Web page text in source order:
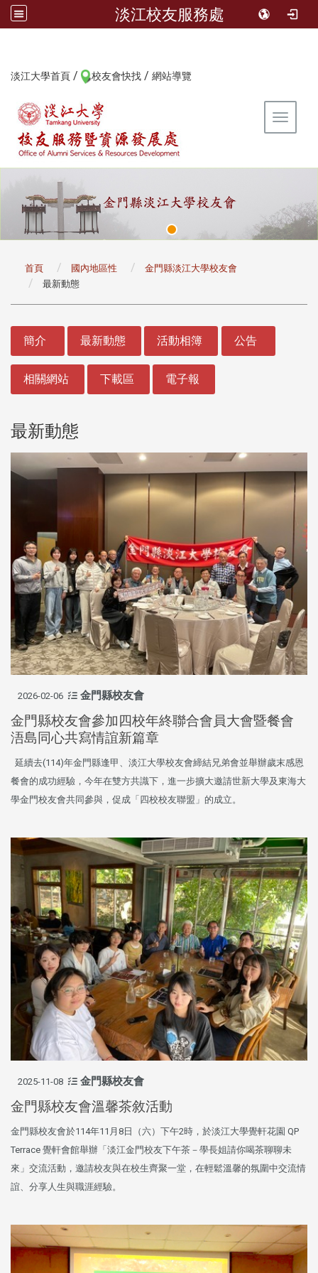
淡江校友服務處
淡江大學首頁 / 校友會快找 / 網站導覽
Toggle
首頁 國內地區性
金門縣淡江大學校友會
最新動態
簡介 最新動態 活動相簿 公告
相關網站 下載區 電子報
最新動態
2026-02-06 金門縣校友會
金門縣校友會參加四校年終聯合會員大會暨餐會
浯島同心共寫情誼新篇章
延續去(114)年金門縣逢甲、淡江大學校友會締結兄弟會並舉辦歲末感恩
餐會的成功經驗，今年在雙方共識下，進一步擴大邀請世新大學及東海大
學金門校友會共同參與，促成「四校校友聯盟」的成立。
2025-11-08 金門縣校友會
金門縣校友會溫馨茶敘活動
金門縣校友會於114年11月8日（六）下午2時，於淡江大學覺軒花園 QP
Terrace 覺軒會館舉辦「淡江金門校友下午茶－學長姐請你喝茶聊聊未
來」交流活動，邀請校友與在校生齊聚一堂，在輕鬆溫馨的氛圍中交流情
誼、分享人生與職涯經驗。